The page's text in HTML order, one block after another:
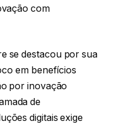
com
se destacou por sua
em benefícios
por inovação
de
digitais exige